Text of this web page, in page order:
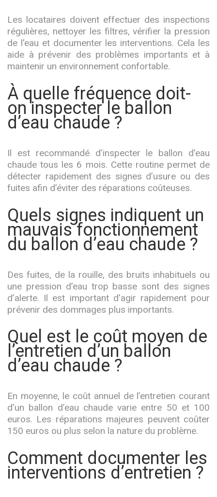
Les locataires doivent effectuer des inspections
régulières, nettoyer les filtres, vérifier la pression
de l’eau et documenter les interventions. Cela les
aide à prévenir des problèmes importants et à
maintenir un environnement confortable.
À quelle fréquence doit-
on inspecter le ballon
d’eau chaude ?
Il est recommandé d’inspecter le ballon d’eau
chaude tous les 6 mois. Cette routine permet de
détecter rapidement des signes d’usure ou des
fuites afin d’éviter des réparations coûteuses.
Quels signes indiquent un
mauvais fonctionnement
du ballon d’eau chaude ?
Des fuites, de la rouille, des bruits inhabituels ou
une pression d’eau trop basse sont des signes
d’alerte. Il est important d’agir rapidement pour
prévenir des dommages plus importants.
Quel est le coût moyen de
l’entretien d’un ballon
d’eau chaude ?
En moyenne, le coût annuel de l’entretien courant
d’un ballon d’eau chaude varie entre 50 et 100
euros. Les réparations majeures peuvent coûter
150 euros ou plus selon la nature du problème.
Comment documenter les
interventions d’entretien ?